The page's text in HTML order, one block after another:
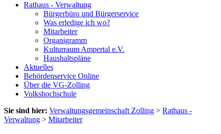
Rathaus - Verwaltung
Bürgerbüro und Bürgerservice
Was erledige ich wo?
Mitarbeiter
Organigramm
Kulturraum Ampertal e.V.
Haushaltspläne
Aktuelles
Behördenservice Online
Über die VG-Zolling
Volkshochschule
Sie sind hier: Verwaltungsgemeinschaft Zolling > Rathaus -
Verwaltung > Mitarbeiter